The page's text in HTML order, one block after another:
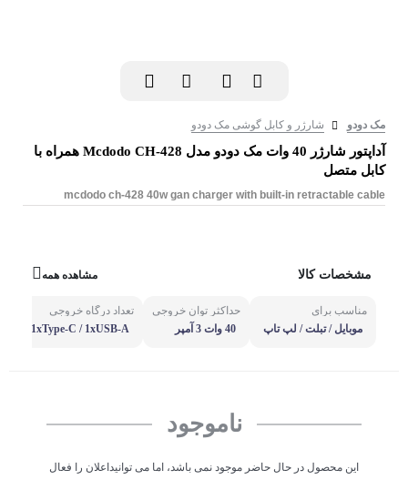
مک دودو شارژر و کابل گوشی مک دودو
آداپتور شارژر 40 وات مک دودو مدل Mcdodo CH-428 همراه با
کابل متصل
mcdodo ch-428 40w gan charger with built-in retractable cable
مشخصات کالا مشاهده همه
مناسب برای
موبایل / تبلت / لپ تاپ
حداکثر توان خروجی
40 وات 3 آمپر
تعداد درگاه خروجی
1xType-C / 1xUSB-A
ناموجود
این محصول در حال حاضر موجود نمی باشد، اما می توانیداعلان را فعال